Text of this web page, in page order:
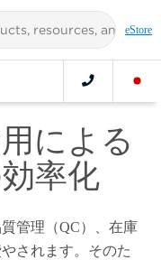
eStore
による
率化
管理（QC）、在庫
されます。そのた